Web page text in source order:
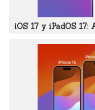
iOS 17 y iPadOS